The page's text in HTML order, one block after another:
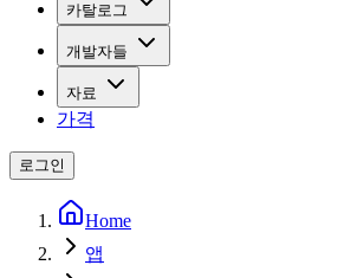
카탈로그
개발자들
자료
가격
로그인
Home
앱